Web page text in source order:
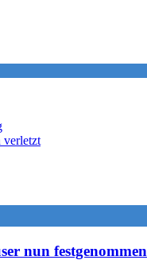
verletzt
nun festgenommen